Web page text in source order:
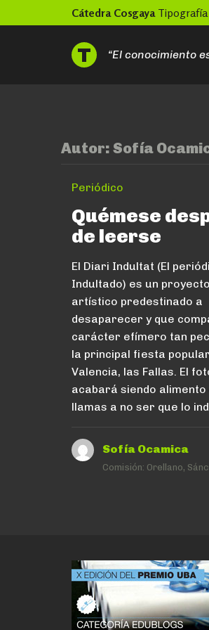
Skip
to
Cátedra CosgayaTipografía
“El conocimiento
Autor: Sofía
Periódico
Quémese
de leerse
El Diari Indultat (El
Indultado) es un proyecto
artístico predestinado a
desaparecer y que
carácter efímero tan
la principal fiesta
Valencia, las Fallas. El
acabará siendo alimento
llamas a no ser que lo
Sofía Ocamica
Comisión: Orellano,